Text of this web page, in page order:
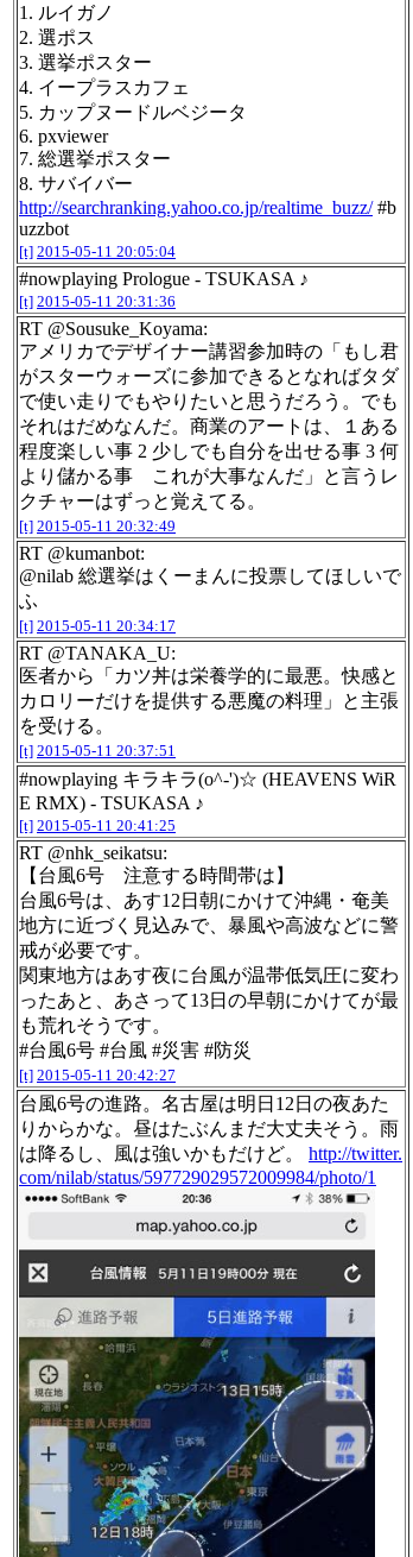
1. ルイガノ
2. 選ポス
3. 選挙ポスター
4. イープラスカフェ
5. カップヌードルベジータ
6. pxviewer
7. 総選挙ポスター
8. サバイバー
http://searchranking.yahoo.co.jp/realtime_buzz/#b
uzzbot
[t] 2015-05-11 20:05:04
#nowplaying Prologue - TSUKASA ♪
[t] 2015-05-11 20:31:36
RT @Sousuke_Koyama:
アメリカでデザイナー講習参加時の「もし君
がスターウォーズに参加できるとなればタダ
で使い走りでもやりたいと思うだろう。でも
それはだめなんだ。商業のアートは、１ある
程度楽しい事 2 少しでも自分を出せる事 3 何
より儲かる事 これが大事なんだ」と言うレ
クチャーはずっと覚えてる。
[t] 2015-05-11 20:32:49
RT @kumanbot:
@nilab 総選挙はくーまんに投票してほしいで
ふ
[t] 2015-05-11 20:34:17
RT @TANAKA_U:
医者から「カツ丼は栄養学的に最悪。快感と
カロリーだけを提供する悪魔の料理」と主張
を受ける。
[t] 2015-05-11 20:37:51
#nowplaying キラキラ(o^-')☆ (HEAVENS WiR
E RMX) - TSUKASA ♪
[t] 2015-05-11 20:41:25
RT @nhk_seikatsu:
【台風6号 注意する時間帯は】
台風6号は、あす12日朝にかけて沖縄・奄美
地方に近づく見込みで、暴風や高波などに警
戒が必要です。
関東地方はあす夜に台風が温帯低気圧に変わ
ったあと、あさって13日の早朝にかけてが最
も荒れそうです。
#台風6号 #台風 #災害 #防災
[t] 2015-05-11 20:42:27
台風6号の進路。名古屋は明日12日の夜あた
りからかな。昼はたぶんまだ大丈夫そう。雨
は降るし、風は強いかもだけど。 http://twitter.
com/nilab/status/597729029572009984/photo/1